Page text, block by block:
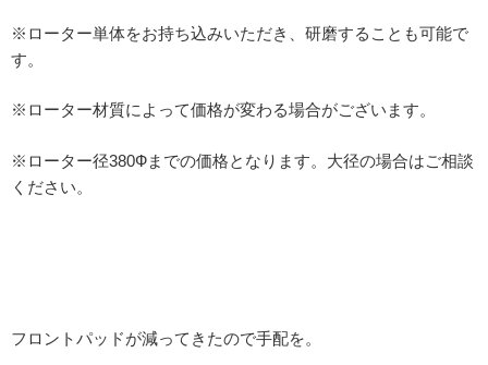
※ローター単体をお持ち込みいただき、研磨することも可能で
す。
※ローター材質によって価格が変わる場合がございます。
※ローター径380Фまでの価格となります。大径の場合はご相談
ください。
フロントパッドが減ってきたので手配を。